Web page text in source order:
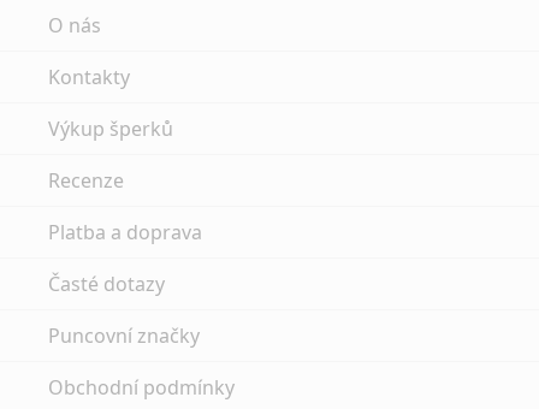
O nás
Kontakty
Výkup šperků
Recenze
Platba a doprava
Časté dotazy
Puncovní značky
Obchodní podmínky